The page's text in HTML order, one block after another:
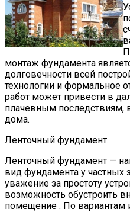
монтаж фундамента
долговечности всей
технологии и формальное
работ может привести в
плачевным последствиям,
дома.
Ленточный фундамент.
Ленточный фундамент —
вид фундамента у частных
уважение за простоту
возможность обустроить
помещение . По вариантам